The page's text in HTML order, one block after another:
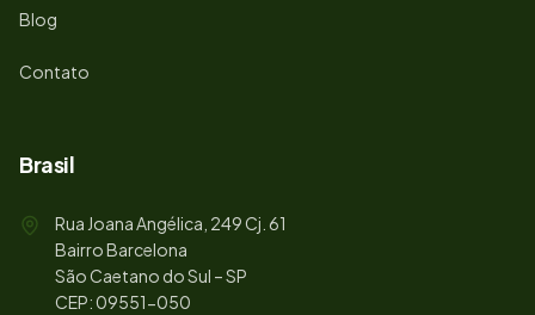
Blog
Contato
Brasil
Rua Joana Angélica, 249 Cj. 61
Bairro Barcelona
São Caetano do Sul – SP
CEP: 09551-050